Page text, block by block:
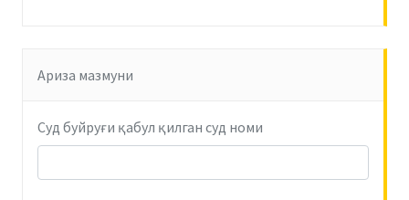
Ариза мазмуни
Суд буйруғи қабул қилган суд номи